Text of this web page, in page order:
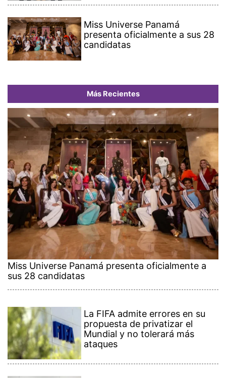
Miss Universe Panamá
presenta oficialmente a sus 28
candidatas
Más Recientes
Miss Universe Panamá presenta oficialmente a
sus 28 candidatas
La FIFA admite errores en su
propuesta de privatizar el
Mundial y no tolerará más
ataques